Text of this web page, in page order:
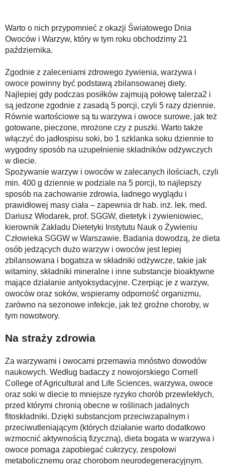
Ciekawe książki
Stop samotności
Bezpiecznie i w zgodzie z prawem
Warto o nich przypomnieć z okazji Światowego Dnia
Owoców i Warzyw, który w tym roku obchodzimy 21
października.
Zgodnie z zaleceniami zdrowego żywienia, warzywa i
owoce powinny być podstawą zbilansowanej diety.
Najlepiej gdy podczas posiłków zajmują połowę talerza2 i
są jedzone zgodnie z zasadą 5 porcji, czyli 5 razy dziennie.
Równie wartościowe są tu warzywa i owoce surowe, jak też
gotowane, pieczone, mrożone czy z puszki. Warto także
włączyć do jadłospisu soki, bo 1 szklanka soku dziennie to
wygodny sposób na uzupełnienie składników odżywczych
w diecie.
Spożywanie warzyw i owoców w zalecanych ilościach, czyli
min. 400 g dziennie w podziale na 5 porcji, to najlepszy
sposób na zachowanie zdrowia, ładnego wyglądu i
prawidłowej masy ciała – zapewnia dr hab. inż. lek. med.
Dariusz Włodarek, prof. SGGW, dietetyk i żywieniowiec,
kierownik Zakładu Dietetyki Instytutu Nauk o Żywieniu
Człowieka SGGW w Warszawie. Badania dowodzą, że dieta
osób jedzących dużo warzyw i owoców jest lepiej
zbilansowana i bogatsza w składniki odżywcze, takie jak
witaminy, składniki mineralne i inne substancje bioaktywne
mające działanie antyoksydacyjne. Czerpiąc je z warzyw,
owoców oraz soków, wspieramy odporność organizmu,
zarówno na sezonowe infekcje, jak też groźne choroby, w
tym nowotwory.
Na straży zdrowia
Za warzywami i owocami przemawia mnóstwo dowodów
naukowych. Według badaczy z nowojorskiego Cornell
College of Agricultural and Life Sciences, warzywa, owoce
oraz soki w diecie to mniejsze ryzyko chorób przewlekłych,
przed którymi chronią obecne w roślinach jadalnych
fitoskładniki. Dzięki substancjom przeciwzapalnym i
przeciwutleniającym (których działanie warto dodatkowo
wzmocnić aktywnością fizyczną), dieta bogata w warzywa i
owoce pomaga zapobiegać cukrzycy, zespołowi
metabolicznemu oraz chorobom neurodegeneracyjnym.